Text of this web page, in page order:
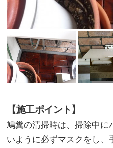
【施工ポイント】
鳩糞の清掃時は、掃除中に
いように必ずマスクをし、